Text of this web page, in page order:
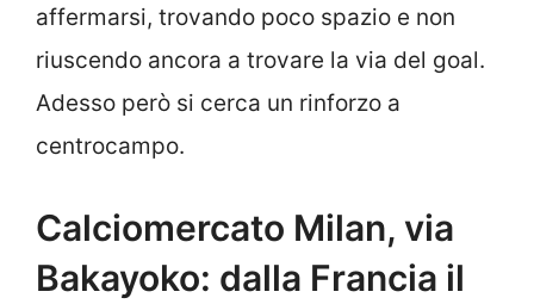
affermarsi, trovando poco spazio e non
riuscendo ancora a trovare la via del goal.
Adesso però si cerca un rinforzo a
centrocampo.
Calciomercato Milan, via
Bakayoko: dalla Francia il